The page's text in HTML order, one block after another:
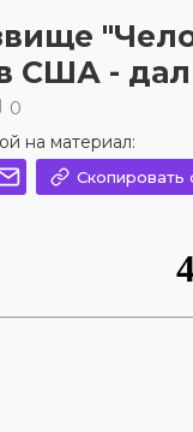
в США -
0
на материал:
Скопировать